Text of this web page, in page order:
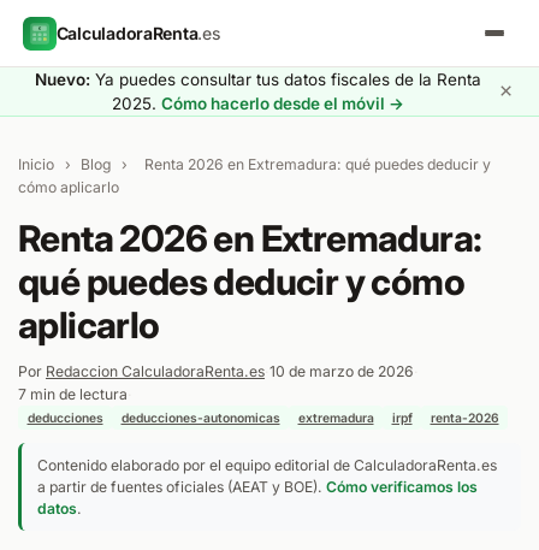
CalculadoraRenta.es
Nuevo: Ya puedes consultar tus datos fiscales de la Renta
2025.Cómo hacerlo desde el móvil → ×
Inicio › Blog ›
Renta 2026 en Extremadura: qué puedes deducir y
cómo aplicarlo
Renta 2026 en Extremadura:
qué puedes deducir y cómo
aplicarlo
Por Redaccion CalculadoraRenta.es 10 de marzo de 2026
7 min de lectura
deducciones deducciones-autonomicas extremadura irpf renta-2026
Contenido elaborado por el equipo editorial de CalculadoraRenta.es
a partir de fuentes oficiales (AEAT y BOE).Cómo verificamos los
datos.